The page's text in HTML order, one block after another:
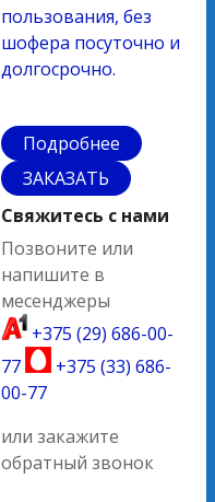
пользования, без
шофера посуточно и
долгосрочно.
Подробнее
ЗАКАЗАТЬ
Свяжитесь с нами
Позвоните или
напишите в
месенджеры
+375 (29) 686-00-
77
+375 (33) 686-
00-77
или закажите
обратный звонок